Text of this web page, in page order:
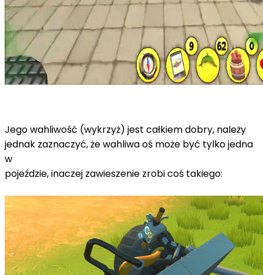
Jego wahliwość (wykrzyż) jest całkiem dobry, należy
jednak zaznaczyć, że wahliwa oś może być tylko jedna
w
pojeździe, inaczej zawieszenie zrobi coś takiego: